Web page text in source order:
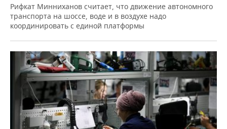
Рифкат Минниханов считает, что движение автономного
транспорта на шоссе, воде и в воздухе надо
координировать с единой платформы